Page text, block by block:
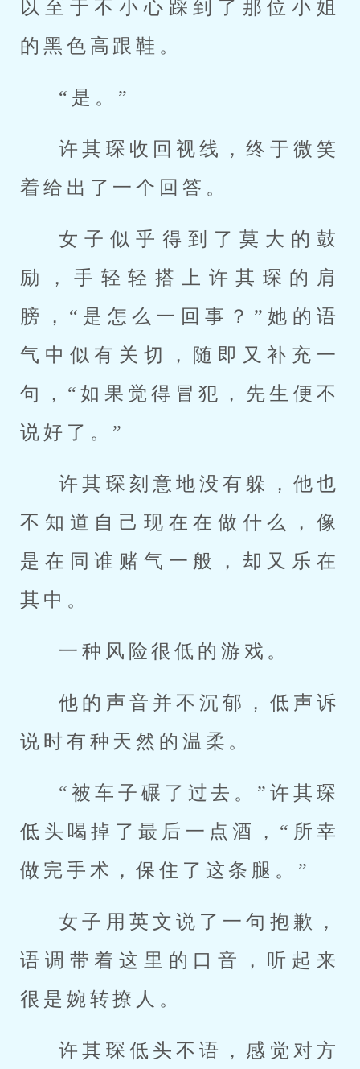
以至于不小心踩到了那位小姐
的黑色高跟鞋。
“是。”
许其琛收回视线，终于微笑
着给出了一个回答。
女子似乎得到了莫大的鼓
励，手轻轻搭上许其琛的肩
膀，“是怎么一回事？”她的语
气中似有关切，随即又补充一
句，“如果觉得冒犯，先生便不
说好了。”
许其琛刻意地没有躲，他也
不知道自己现在在做什么，像
是在同谁赌气一般，却又乐在
其中。
一种风险很低的游戏。
他的声音并不沉郁，低声诉
说时有种天然的温柔。
“被车子碾了过去。”许其琛
低头喝掉了最后一点酒，“所幸
做完手术，保住了这条腿。”
女子用英文说了一句抱歉，
语调带着这里的口音，听起来
很是婉转撩人。
许其琛低头不语，感觉对方